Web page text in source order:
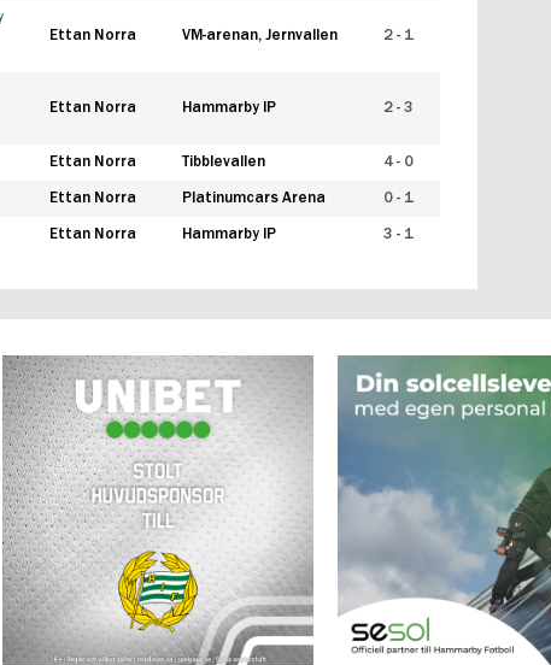
Ettan Norra VM-arenan, Jernvallen 2 - 1
Ettan Norra Hammarby IP 2 - 3
Ettan Norra Tibblevallen 4 - 0
Ettan Norra Platinumcars Arena 0 - 1
Ettan Norra Hammarby IP 3 - 1